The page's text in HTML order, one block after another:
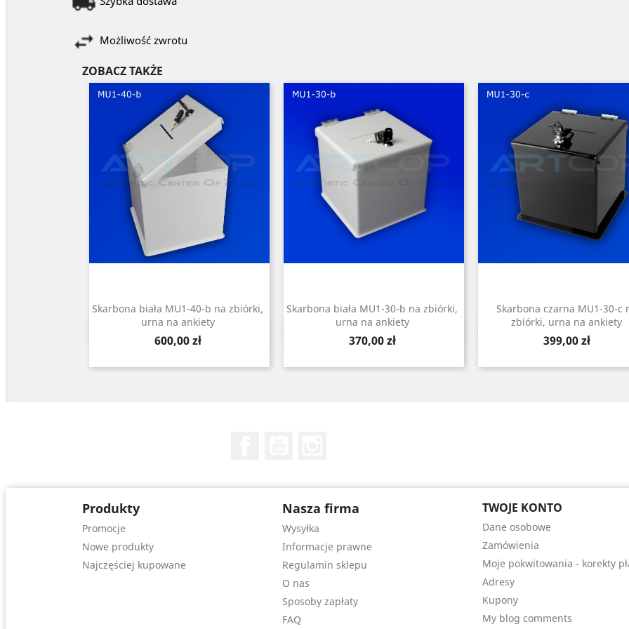
Możliwość zwrotu
ZOBACZ TAKŻE
Skarbona biała MU1-40-b na zbiórki,
urna na ankiety
Cena
600,00 zł
Szybki podgląd
Skarbona biała MU1-30-b na zbiórki,
urna na ankiety
Cena
370,00 zł
Szybki podgląd
Skarbona czarna MU1-30-c
zbiórki, urna na ankiety
Cena
399,00 zł
Szybki podgląd
Produkty
Promocje
Nowe produkty
Najczęściej kupowane
Nasza firma
Wysyłka
Informacje prawne
Regulamin sklepu
O nas
Sposoby zapłaty
FAQ
TWOJE KONTO
Dane osobowe
Zamówienia
Moje pokwitowania - korekty
Adresy
Kupony
My blog comments